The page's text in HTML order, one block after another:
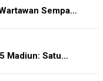
Sempa…
Madiun: Satu…